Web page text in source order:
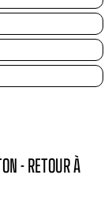
- RETOUR À